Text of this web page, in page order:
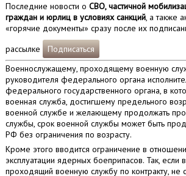
Последние новости о СВО, частичной
граждан и юрлиц в условиях санкций, а также
«горячие документы» сразу после их
рассылке
Подписаться
Военнослужащему, проходящему военную
руководителя федерального органа
федерального государственного органа, в
военная служба, достигшему предельного
военной службе и желающему продолжать
службы, срок военной службы может быть
РФ без ограничения по возрасту.
Кроме этого вводится ограничение в
эксплуатации ядерных боеприпасов. Так, если
проходящий военную службу по контракту, не